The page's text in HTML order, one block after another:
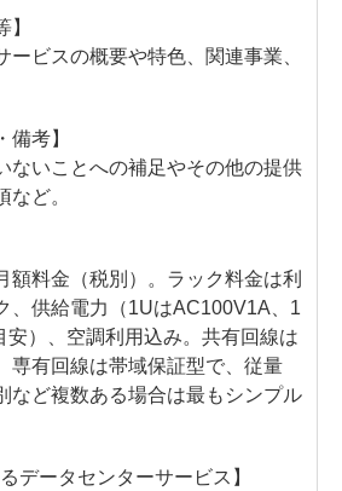
】
ビスの概要や特色、関連事業、
備考】
いことへの補足やその他の提供
ど。
料金（税別）。ラック料金は利
、供給電力（1UはAC100V1A、1
安）、空調利用込み。共有回線は
専有回線は帯域保証型で、従量
など複数ある場合は最もシンプル
データセンターサービス】